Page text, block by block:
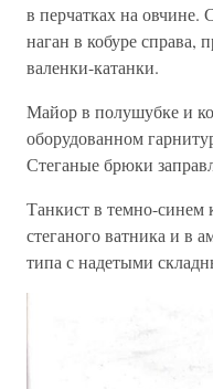
в перчатках на овчине.
наган в кобуре справа,
валенки-катанки.
Майор в полушубке и
оборудованном
Стеганые брюки
Танкист в темно-синем
стеганого ватника и в
типа с надетыми